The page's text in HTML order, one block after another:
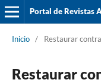
Portal de Revistas
Inicio / Restaurar
Restaurar